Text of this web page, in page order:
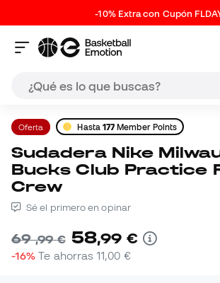
-10% Extra con Cupón
Oferta Hasta 177 Member Points
Sudadera Nike Milwaukee
Bucks Club Practice
Crew
Sé el primero en opinar
69,99 € 58,99 €
-16% Te ahorras11,00 €